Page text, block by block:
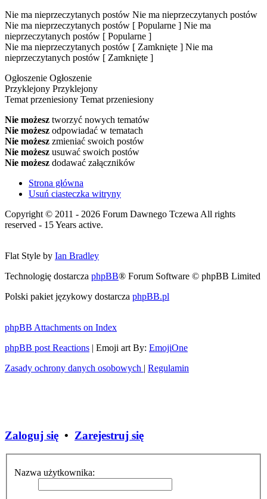
Nie ma nieprzeczytanych postów Nie ma nieprzeczytanych postów
Nie ma nieprzeczytanych postów [ Popularne ] Nie ma
nieprzeczytanych postów [ Popularne ]
Nie ma nieprzeczytanych postów [ Zamknięte ] Nie ma
nieprzeczytanych postów [ Zamknięte ]
Ogłoszenie Ogłoszenie
Przyklejony Przyklejony
Temat przeniesiony Temat przeniesiony
Nie możesz tworzyć nowych tematów
Nie możesz odpowiadać w tematach
Nie możesz zmieniać swoich postów
Nie możesz usuwać swoich postów
Nie możesz dodawać załączników
Strona główna
Usuń ciasteczka witryny
Copyright © 2011 - 2026 Forum Dawnego Tczewa All rights
reserved - 15 Years active.
Flat Style by Ian Bradley
Technologię dostarcza phpBB® Forum Software © phpBB Limited
Polski pakiet językowy dostarcza phpBB.pl
phpBB Attachments on Index
phpBB post Reactions | Emoji art By: EmojiOne
Zasady ochrony danych osobowych | Regulamin
Zaloguj się • Zarejestruj się
Nazwa użytkownika: